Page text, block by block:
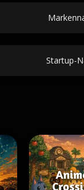
Startup-